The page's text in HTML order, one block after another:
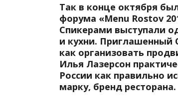
Так в конце октября
форума «Menu Rostov
Спикерами выступали
и кухни. Приглашенный
как организовать
Илья Лазерсон
России как правильно
марку, бренд ресторана.